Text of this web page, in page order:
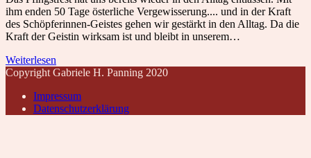
ihm enden 50 Tage österliche Vergewisserung.... und in der Kraft
des Schöpferinnen-Geistes gehen wir gestärkt in den Alltag. Da die
Kraft der Geistin wirksam ist und bleibt in unserem…
Weiterlesen
Copyright Gabriele H. Panning 2020
Impressum
Datenschutzerklärung